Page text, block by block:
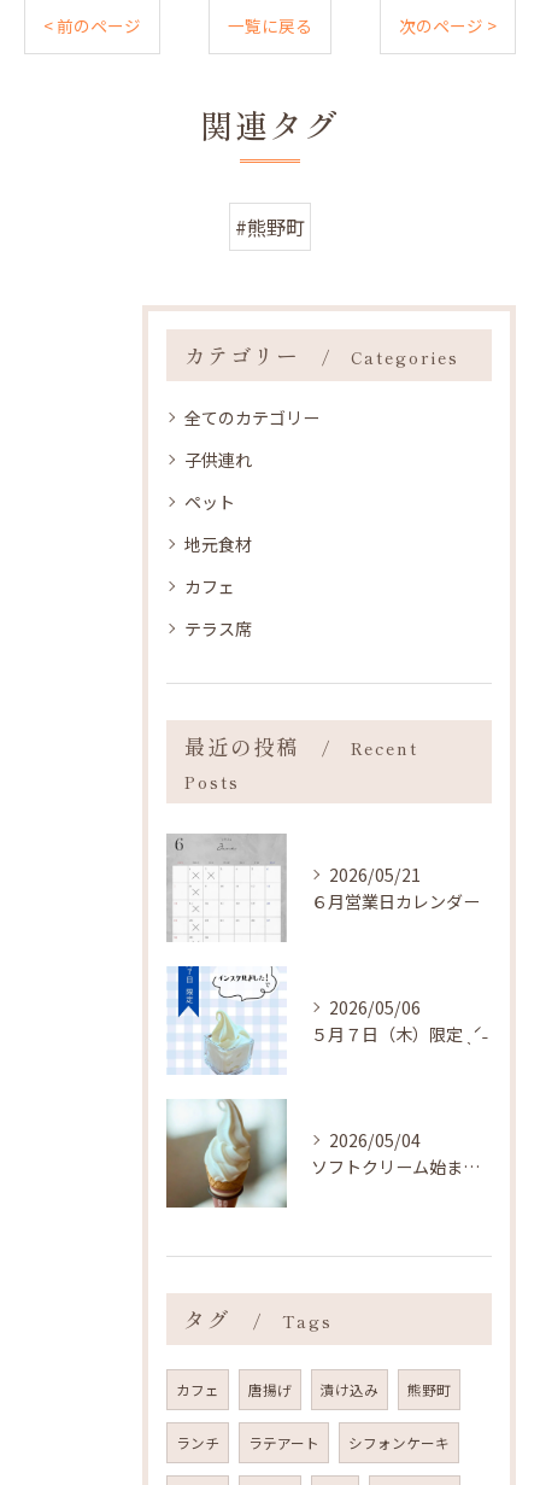
< 前のページ 一覧に戻る 次のページ >
関連タグ
#熊野町
カテゴリー Categories
全てのカテゴリー
子供連れ
ペット
地元食材
カフェ
テラス席
最近の投稿
Recent
Posts
2026/05/21
６月営業日カレンダー
2026/05/06
５月７日（木）限定 ˎˊ˗
2026/05/04
ソフトクリーム始まりました ˎˊ˗
タグ Tags
カフェ 唐揚げ 漬け込み 熊野町
ランチ ラテアート シフォンケーキ